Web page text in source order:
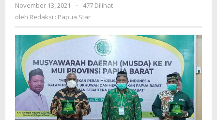
November 13, 2021
oleh
Redaksi
Star
-
477 Dilihat
oleh Redaksi : Papua Star